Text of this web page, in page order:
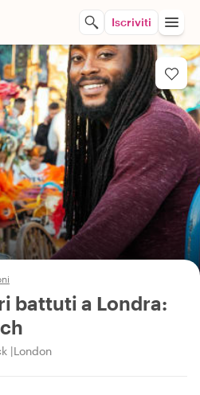
Iscriviti
battuti a Londra:
London